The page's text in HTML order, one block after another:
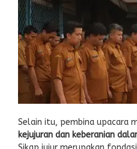
Selain itu, pembina upacara
kejujuran dan keberanian